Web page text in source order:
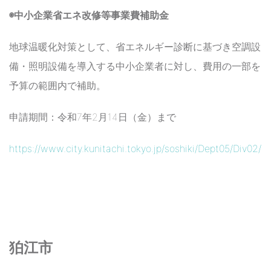
◉中小企業省エネ改修等事業費補助金
地球温暖化対策として、省エネルギー診断に基づき空調設
備・照明設備を導入する中小企業者に対し、費用の一部を
予算の範囲内で補助。
申請期間：令和7年2月14日（金）まで
https://www.city.kunitachi.tokyo.jp/soshiki/Dept05/Div02/
狛江市